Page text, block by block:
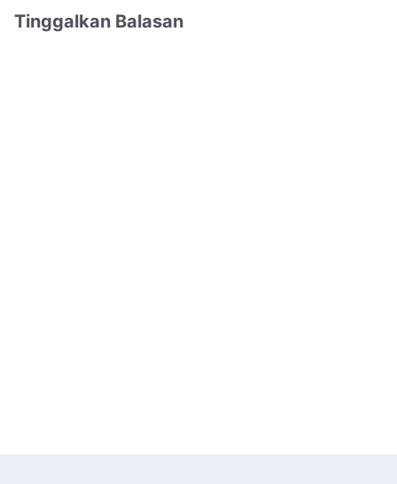
Tinggalkan Balasan